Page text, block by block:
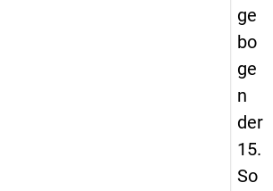
ge
bo
ge
n
der
15.
So